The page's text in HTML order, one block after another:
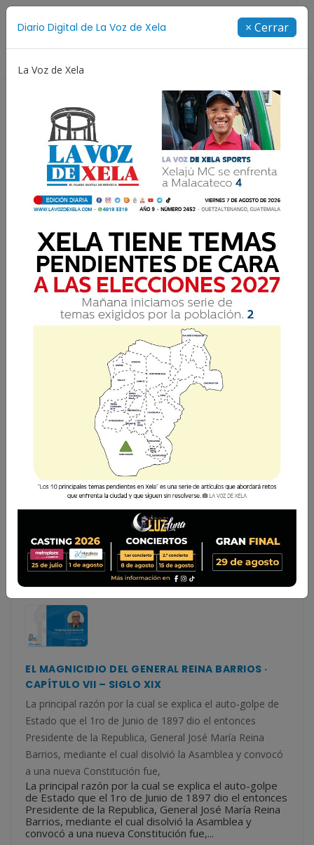
Diario Digital de La Voz de Xela × Cerrar
La Voz de Xela
Resultados para: Billar
LO MEJOR DEL BILLAR NACIONAL ESTARÁ EN
INTERPLAZA XELA
Por primera vez, Xela recibirá el evento más importante
de billar del año a nivel nacional, los Juegos Deportivos
Nacionales 2020. Esta tarde se presentó de manera
oficial la novena edición del evento, el cual se llevará a
cabo en el centro comer
Por primera vez, Xela recibirá el evento más
importante de billar del año a nivel nacional, los Juegos
Deportivos Nacionales 2020. Esta tarde se presentó
de manera oficial la novena edición del evento, el cual
se llevará a cabo en el centro comer...
EL MAGNICIDIO DEL GENERAL REINA BARRIOS ·
CAPÍTULO VII – SIGLO XIX
La principal razón por la cual se explica el auto-golpe de
Estado que el 1ro de Junio de 1897 dio el entonces
Presidente de la Republica, General José María Reina
Barrios, mediante el cual disolvió la Asamblea y convocó
a una nueva Constitución fue,
La principal razón por la cual se explica el auto-golpe
de Estado que el 1ro de Junio de 1897 dio el entonces
Presidente de la Republica, General José María Reina
Barrios, mediante el cual disolvió la Asamblea y
convocó a una nueva Constitución fue,...